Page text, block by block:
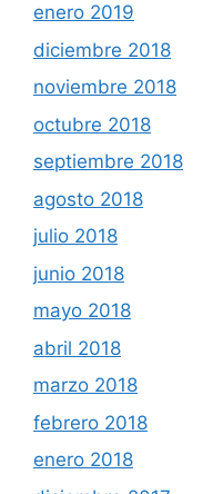
enero 2019
diciembre 2018
noviembre 2018
octubre 2018
septiembre 2018
agosto 2018
julio 2018
junio 2018
mayo 2018
abril 2018
marzo 2018
febrero 2018
enero 2018